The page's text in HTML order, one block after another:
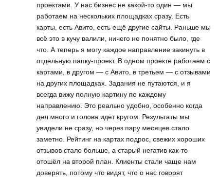
проектами. У нас бизнес не какой-то один — мы
работаем на нескольких площадках сразу. Есть
карты, есть Авито, есть ещё другие сайты. Раньше мы
всё это в кучу валили, ничего не понятно было, где
что. А теперь я могу каждое направление закинуть в
отдельную папку-проект. В одном проекте работаем с
картами, в другом — с Авито, в третьем — с отзывами
на других площадках. Задания не путаются, и я
всегда вижу полную картину по каждому
направлению. Это реально удобно, особенно когда
дел много и голова идёт кругом. Результаты мы
увидели не сразу, но через пару месяцев стало
заметно. Рейтинг на картах подрос, свежих хороших
отзывов стало больше, а старый негатив как-то
отошёл на второй план. Клиенты стали чаще нам
доверять, потому что видят, что о нас говорят